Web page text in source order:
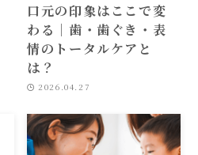
口元の印象はここで変
わる｜歯・歯ぐき・表
情のトータルケアと
は？
2026.04.27